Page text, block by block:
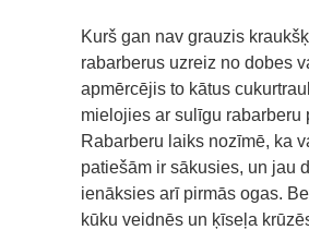
Kurš gan nav grauzis
rabarberus uzreiz no dobes
apmērcējis to kātus
mielojies ar sulīgu rabarberu
Rabarberu laiks nozīmē, ka
patiešām ir sākusies, un jau
ienāksies arī pirmās ogas.
kūku veidnēs un ķīseļa